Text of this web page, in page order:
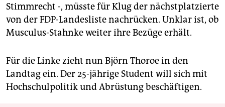
Stimmrecht -, müsste für Klug der nächstplatzierte
von der FDP-Landesliste nachrücken. Unklar ist, ob
Musculus-Stahnke weiter ihre Bezüge erhält.
Für die Linke zieht nun Björn Thoroe in den
Landtag ein. Der 25-jährige Student will sich mit
Hochschulpolitik und Abrüstung beschäftigen.